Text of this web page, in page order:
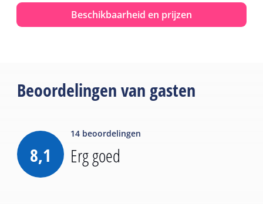
Beschikbaarheid en prijzen
Beoordelingen van gasten
8,1
14 beoordelingen
Erg goed